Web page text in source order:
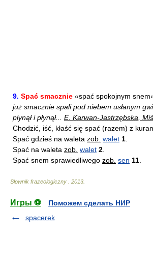
9. Spać smacznie «spać spokojnym
już smacznie spali pod niebem usłanym
płynął i płynął... E. Karwan-Jastrzębska, Miś
Chodzić, iść, kłaść się spać (razem) z
Spać gdzieś na waleta zob. walet 1
Spać na waleta zob. walet 2
Spać snem sprawiedliwego zob. sen 11
Słownik frazeologiczny 2013
Игры ⚽
Поможем сделать НИР
spacerek